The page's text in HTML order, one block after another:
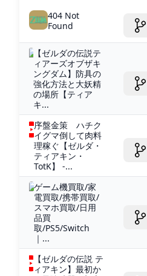
404 Not
Found
【ゼルダの伝説テ
ィアーズオブザキ
ングダム】防具の
強化方法と大妖精
の場所【ティア
キ...
序盤金策 ハチク
イグマ倒して肉料
理稼ぐ【ゼルダ・
ティアキン・
TotK】 -...
ゲーム機買取/家
電買取/携帯買取/
スマホ買取/日用
品買
取/PS5/Switch
｜...
【ゼルダの伝説 テ
ィアキン】最初か